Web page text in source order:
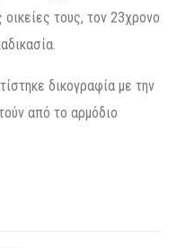
τους, τον 23χρονο
δικογραφία με την
από το αρμόδιο